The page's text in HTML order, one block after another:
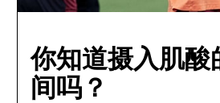
你知道摄入肌酸
间吗？